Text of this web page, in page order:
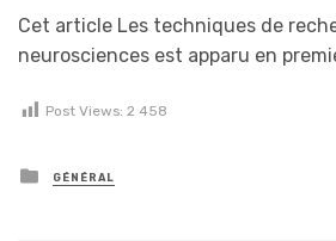
Cet article Les techniques de
neurosciences est apparu en
Post Views: 2 458
Posted in
GÉNÉRAL